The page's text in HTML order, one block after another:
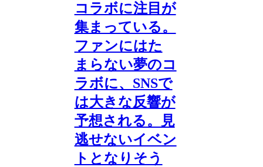
コラボに注目が
集まっている。
ファンにはた
まらない夢のコ
ラボに、SNSで
は大きな反響が
予想される。見
逃せないイベン
トとなりそう